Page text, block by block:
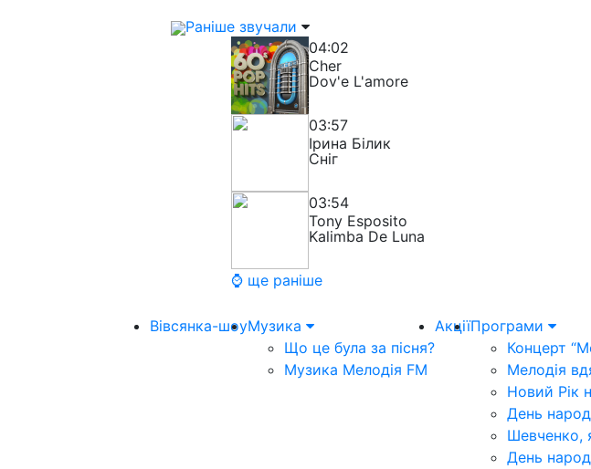
Раніше звучали
04:02
Cher
Dov'e L'amore
03:57
Ірина Білик
Сніг
03:54
Tony Esposito
Kalimba De Luna
⌚ ще раніше
Вівсянка-шоуМузика
Що це була за пісня?
Музика Мелодія FM
АкціїПрограми
Концерт
Мелодія
Новий Рік
День
Шевченко,
День